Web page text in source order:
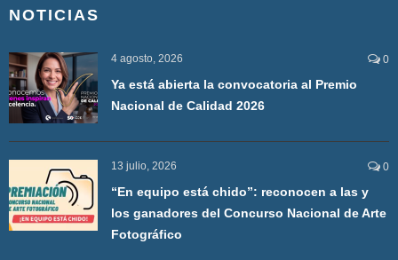
NOTICIAS
4 agosto, 2026 0
Ya está abierta la convocatoria al Premio
Nacional de Calidad 2026
13 julio, 2026 0
“En equipo está chido”: reconocen a las y
los ganadores del Concurso Nacional de Arte
Fotográfico